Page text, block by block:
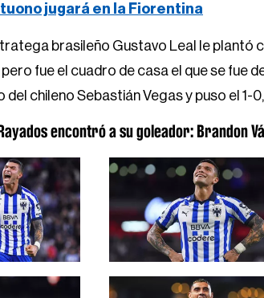
jugará en la Fiorentina
brasileño Gustavo Leal le plantó
fue el cuadro de casa el que se fue
del chileno Sebastián Vegas y puso el 1-
encontró a su goleador: Brandon